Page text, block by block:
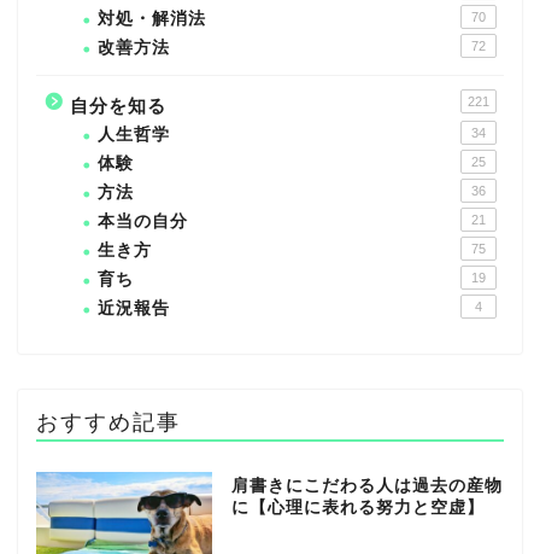
対処・解消法 70
改善方法 72
自分を知る 221
人生哲学 34
体験 25
方法 36
本当の自分 21
生き方 75
育ち 19
近況報告 4
おすすめ記事
肩書きにこだわる人は過去の産物
に【心理に表れる努力と空虚】